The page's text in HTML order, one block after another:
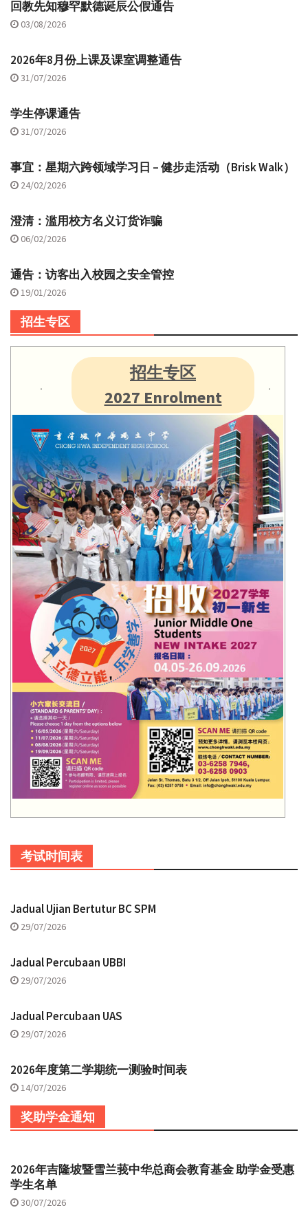
回教先知穆罕默德诞辰公假通告
03/08/2026
2026年8月份上课及课室调整通告
31/07/2026
学生停课通告
31/07/2026
事宜：星期六跨领域学习日 – 健步走活动（Brisk Walk）
24/02/2026
澄清：滥用校方名义订货诈骗
06/02/2026
通告：访客出入校园之安全管控
19/01/2026
招生专区
招生专区
2027 Enrolment
考试时间表
Jadual Ujian Bertutur BC SPM
29/07/2026
Jadual Percubaan UBBI
29/07/2026
Jadual Percubaan UAS
29/07/2026
2026年度第二学期统一测验时间表
14/07/2026
奖助学金通知
2026年吉隆坡暨雪兰莪中华总商会教育基金 助学金受惠
学生名单
30/07/2026